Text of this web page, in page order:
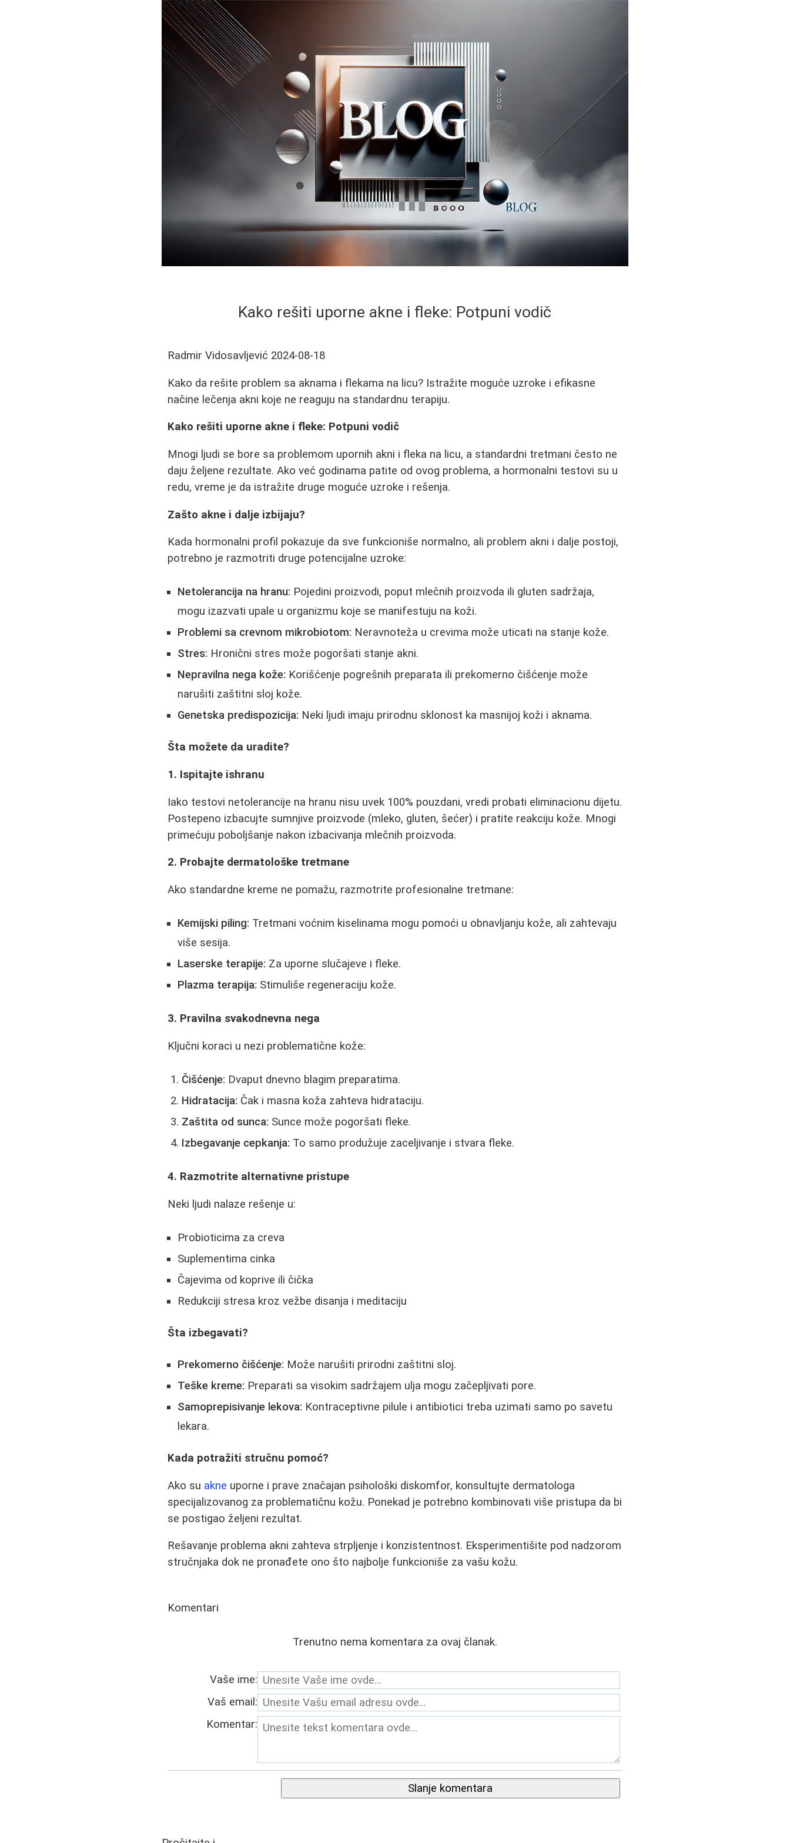
Kako rešiti uporne akne i fleke: Potpuni vodič
Radmir Vidosavljević 2024-08-18
Kako da rešite problem sa aknama i flekama na licu? Istražite moguće uzroke i efikasne
načine lečenja akni koje ne reaguju na standardnu terapiju.
Kako rešiti uporne akne i fleke: Potpuni vodič
Mnogi ljudi se bore sa problemom upornih akni i fleka na licu, a standardni tretmani često ne
daju željene rezultate. Ako već godinama patite od ovog problema, a hormonalni testovi su u
redu, vreme je da istražite druge moguće uzroke i rešenja.
Zašto akne i dalje izbijaju?
Kada hormonalni profil pokazuje da sve funkcioniše normalno, ali problem akni i dalje postoji,
potrebno je razmotriti druge potencijalne uzroke:
Netolerancija na hranu: Pojedini proizvodi, poput mlečnih proizvoda ili gluten sadržaja,
mogu izazvati upale u organizmu koje se manifestuju na koži.
Problemi sa crevnom mikrobiotom: Neravnoteža u crevima može uticati na stanje kože.
Stres: Hronični stres može pogoršati stanje akni.
Nepravilna nega kože: Korišćenje pogrešnih preparata ili prekomerno čišćenje može
narušiti zaštitni sloj kože.
Genetska predispozicija: Neki ljudi imaju prirodnu sklonost ka masnijoj koži i aknama.
Šta možete da uradite?
1. Ispitajte ishranu
Iako testovi netolerancije na hranu nisu uvek 100% pouzdani, vredi probati eliminacionu dijetu.
Postepeno izbacujte sumnjive proizvode (mleko, gluten, šećer) i pratite reakciju kože. Mnogi
primećuju poboljšanje nakon izbacivanja mlečnih proizvoda.
2. Probajte dermatološke tretmane
Ako standardne kreme ne pomažu, razmotrite profesionalne tretmane:
Kemijski piling: Tretmani voćnim kiselinama mogu pomoći u obnavljanju kože, ali zahtevaju
više sesija.
Laserske terapije: Za uporne slučajeve i fleke.
Plazma terapija: Stimuliše regeneraciju kože.
3. Pravilna svakodnevna nega
Ključni koraci u nezi problematične kože:
Čišćenje: Dvaput dnevno blagim preparatima.
Hidratacija: Čak i masna koža zahteva hidrataciju.
Zaštita od sunca: Sunce može pogoršati fleke.
Izbegavanje cepkanja: To samo produžuje zaceljivanje i stvara fleke.
4. Razmotrite alternativne pristupe
Neki ljudi nalaze rešenje u:
Probioticima za creva
Suplementima cinka
Čajevima od koprive ili čička
Redukciji stresa kroz vežbe disanja i meditaciju
Šta izbegavati?
Prekomerno čišćenje: Može narušiti prirodni zaštitni sloj.
Teške kreme: Preparati sa visokim sadržajem ulja mogu začepljivati pore.
Samoprepisivanje lekova: Kontraceptivne pilule i antibiotici treba uzimati samo po savetu
lekara.
Kada potražiti stručnu pomoć?
Ako su akne uporne i prave značajan psihološki diskomfor, konsultujte dermatologa
specijalizovanog za problematičnu kožu. Ponekad je potrebno kombinovati više pristupa da bi
se postigao željeni rezultat.
Rešavanje problema akni zahteva strpljenje i konzistentnost. Eksperimentišite pod nadzorom
stručnjaka dok ne pronađete ono što najbolje funkcioniše za vašu kožu.
Komentari
Trenutno nema komentara za ovaj članak.
Vaše ime:
Vaš email:
Komentar:
Slanje komentara